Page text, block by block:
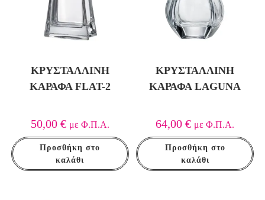
ΚΡΥΣΤΆΛΛΙΝΗ
ΚΑΡΆΦΑ FLAT-2
50,00 € με Φ.Π.Α.
Προσθήκη στο
καλάθι
ΚΡΥΣΤΆΛΛΙΝΗ
ΚΑΡΆΦΑ LAGUNA
64,00€ με Φ.Π.Α.
Προσθήκη στο
καλάθι